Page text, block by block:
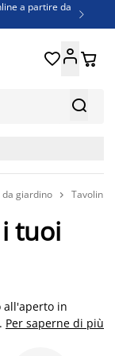
a partire da

al 70%
adatto a te

 
da giardino  Tavolini
tuoi
all'aperto in
Da JYSK
Per saperne di più